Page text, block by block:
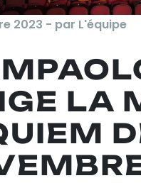
2023 - par L'équipe
LA